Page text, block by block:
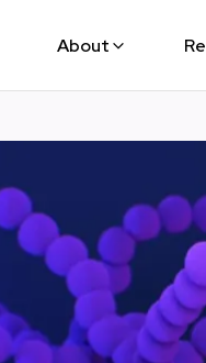
About